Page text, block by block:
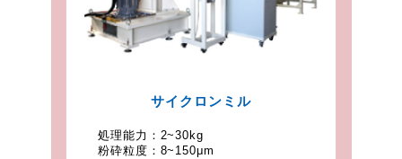
サイクロンミル
処理能力： 2~30kg
粉砕粒度： 8~150μm